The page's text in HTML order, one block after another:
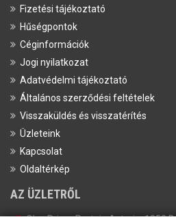
Fizetési tájékoztató
Hűségpontok
Céginformációk
Jogi nyilatkozat
Adatvédelmi tájékoztató
Általános szerződési feltételek
Visszaküldés és visszatérítés
Üzleteink
Kapcsolat
Oldaltérkép
AZ ÜZLETRŐL